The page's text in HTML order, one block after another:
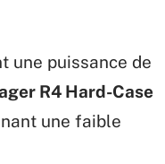
une puissance de
R4 Hard-Case
une faible